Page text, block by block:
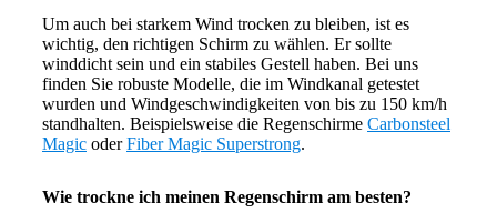
Um auch bei starkem Wind trocken zu bleiben, ist es
wichtig, den richtigen Schirm zu wählen. Er sollte
winddicht sein und ein stabiles Gestell haben. Bei uns
finden Sie robuste Modelle, die im Windkanal getestet
wurden und Windgeschwindigkeiten von bis zu 150 km/h
standhalten. Beispielsweise die Regenschirme Carbonsteel
Magic oderFiber Magic Superstrong.
Wie trockne ich meinen Regenschirm am besten?